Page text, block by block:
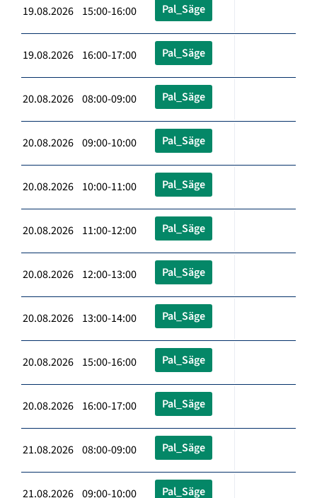
19.08.2026 15:00-16:00 Pal_Säge
19.08.2026 16:00-17:00 Pal_Säge
20.08.2026 08:00-09:00 Pal_Säge
20.08.2026 09:00-10:00 Pal_Säge
20.08.2026 10:00-11:00 Pal_Säge
20.08.2026 11:00-12:00 Pal_Säge
20.08.2026 12:00-13:00 Pal_Säge
20.08.2026 13:00-14:00 Pal_Säge
20.08.2026 15:00-16:00 Pal_Säge
20.08.2026 16:00-17:00 Pal_Säge
21.08.2026 08:00-09:00 Pal_Säge
21.08.2026 09:00-10:00 Pal_Säge